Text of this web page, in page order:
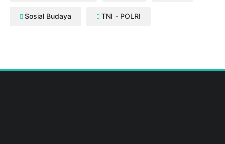
Sosial Budaya TNI - POLRI